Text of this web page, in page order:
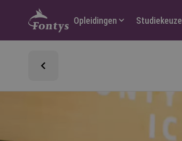
Hoofdmenu
Opleidingen Studiekeuze